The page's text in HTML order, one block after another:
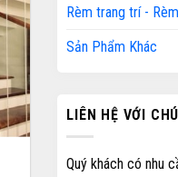
Rèm trang trí -
Sản Phẩm Khác
LIÊN HỆ VỚI
Quý khách có nhu